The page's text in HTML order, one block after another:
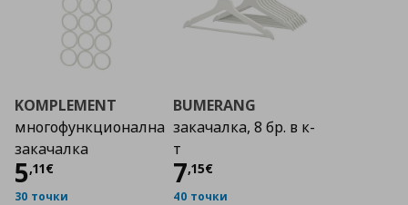
KOMPLEMENT
многофункционална
закачалка
5,11€
Цена
30 точки
BUMERANG
закачалка, 8 бр. в к-
т
7,15€
Цена
40 точки